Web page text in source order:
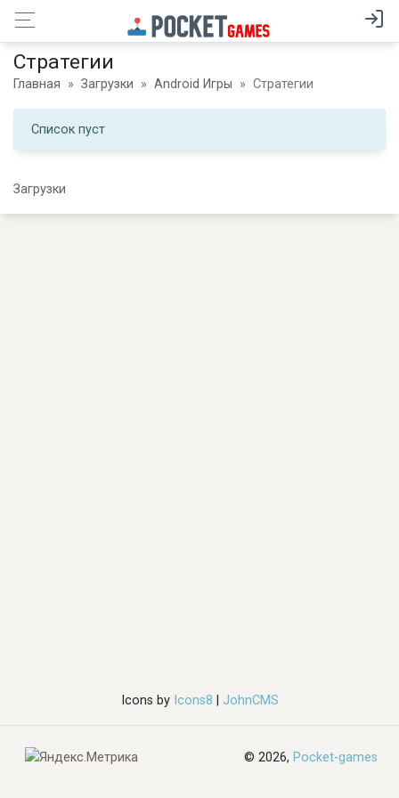
Стратегии
Главная Загрузки Android Игры Стратегии
Список пуст
Загрузки
Icons byIcons8 JohnCMS
© 2026, Pocket-games